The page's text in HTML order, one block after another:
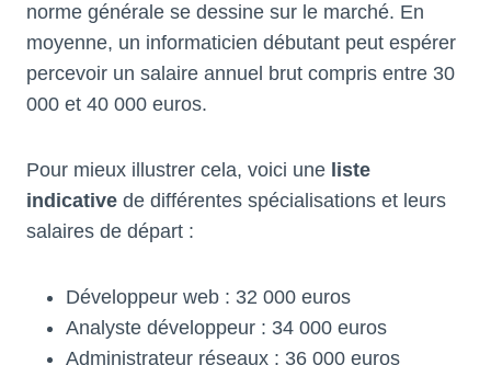
norme générale se dessine sur le marché. En
moyenne, un informaticien débutant peut espérer
percevoir un salaire annuel brut compris entre 30
000 et 40 000 euros.
Pour mieux illustrer cela, voici une liste
indicative de différentes spécialisations et leurs
salaires de départ :
Développeur web : 32 000 euros
Analyste développeur : 34 000 euros
Administrateur réseaux : 36 000 euros